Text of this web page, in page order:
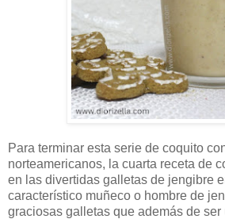
Para terminar esta serie de coquito
norteamericanos, la cuarta receta de
en las divertidas galletas de jengibre
característico muñeco o hombre de
graciosas galletas que además de